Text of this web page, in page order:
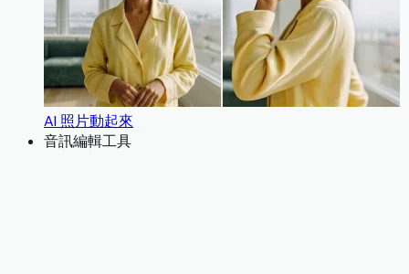
AI 照片動起來
音訊編輯工具